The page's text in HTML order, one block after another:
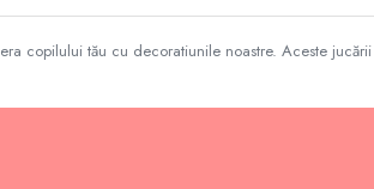
copilului tău cu decoratiunile noastre. Aceste